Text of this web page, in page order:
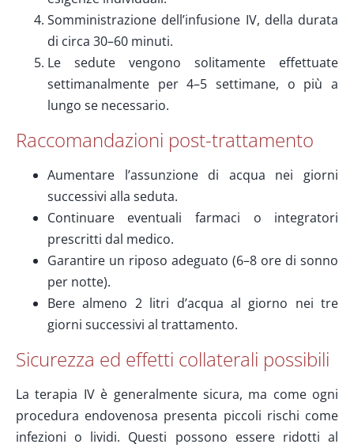
Somministrazione dell’infusione IV, della durata
di circa 30–60 minuti.
Le sedute vengono solitamente effettuate
settimanalmente per 4–5 settimane, o più a
lungo se necessario.
Raccomandazioni post-trattamento
Aumentare l’assunzione di acqua nei giorni
successivi alla seduta.
Continuare eventuali farmaci o integratori
prescritti dal medico.
Garantire un riposo adeguato (6–8 ore di sonno
per notte).
Bere almeno 2 litri d’acqua al giorno nei tre
giorni successivi al trattamento.
Sicurezza ed effetti collaterali possibili
La terapia IV è generalmente sicura, ma come ogni
procedura endovenosa presenta piccoli rischi come
infezioni o lividi. Questi possono essere ridotti al